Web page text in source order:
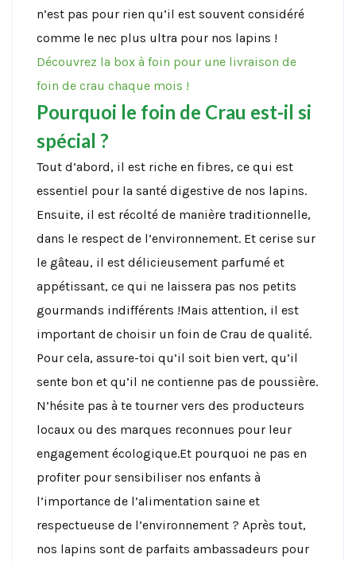
n’est pas pour rien qu’il est souvent considéré
comme le nec plus ultra pour nos lapins !
Découvrez la box à foin pour une livraison de
foin de crau chaque mois !
Pourquoi le foin de Crau est-il si
spécial ?
Tout d’abord, il est riche en fibres, ce qui est
essentiel pour la santé digestive de nos lapins.
Ensuite, il est récolté de manière traditionnelle,
dans le respect de l’environnement. Et cerise sur
le gâteau, il est délicieusement parfumé et
appétissant, ce qui ne laissera pas nos petits
gourmands indifférents !Mais attention, il est
important de choisir un foin de Crau de qualité.
Pour cela, assure-toi qu’il soit bien vert, qu’il
sente bon et qu’il ne contienne pas de poussière.
N’hésite pas à te tourner vers des producteurs
locaux ou des marques reconnues pour leur
engagement écologique.Et pourquoi ne pas en
profiter pour sensibiliser nos enfants à
l’importance de l’alimentation saine et
respectueuse de l’environnement ? Après tout,
nos lapins sont de parfaits ambassadeurs pour